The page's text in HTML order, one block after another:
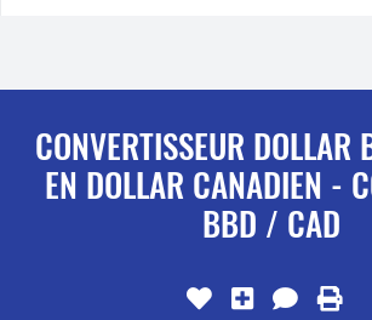
CONVERTISSEUR DOLLAR
EN DOLLAR CANADIEN -
BBD / CAD